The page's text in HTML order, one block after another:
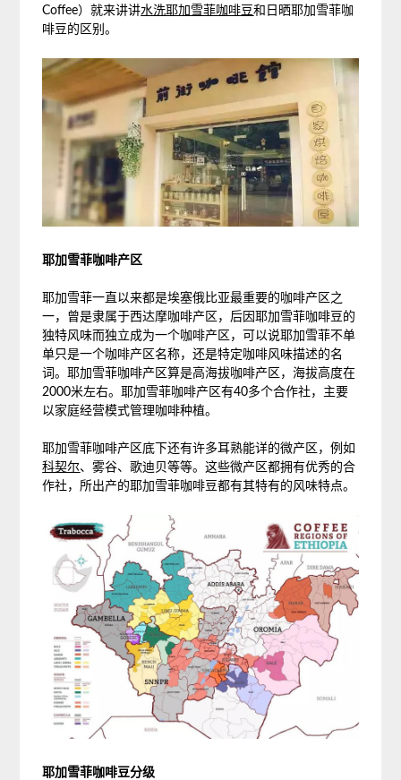
Coffee）就来讲讲水洗耶加雪菲咖啡豆和日晒耶加雪菲咖
啡豆的区别。
耶加雪菲咖啡产区
耶加雪菲一直以来都是埃塞俄比亚最重要的咖啡产区之
一，曾是隶属于西达摩咖啡产区，后因耶加雪菲咖啡豆的
独特风味而独立成为一个咖啡产区，可以说耶加雪菲不单
单只是一个咖啡产区名称，还是特定咖啡风味描述的名
词。耶加雪菲咖啡产区算是高海拔咖啡产区，海拔高度在
2000米左右。耶加雪菲咖啡产区有40多个合作社，主要
以家庭经营模式管理咖啡种植。
耶加雪菲咖啡产区底下还有许多耳熟能详的微产区，例如
科契尔、雾谷、歌迪贝等等。这些微产区都拥有优秀的合
作社，所出产的耶加雪菲咖啡豆都有其特有的风味特点。
耶加雪菲咖啡豆分级